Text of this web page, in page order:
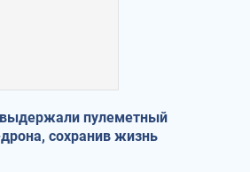
выдержали пулеметный
сохранив жизнь